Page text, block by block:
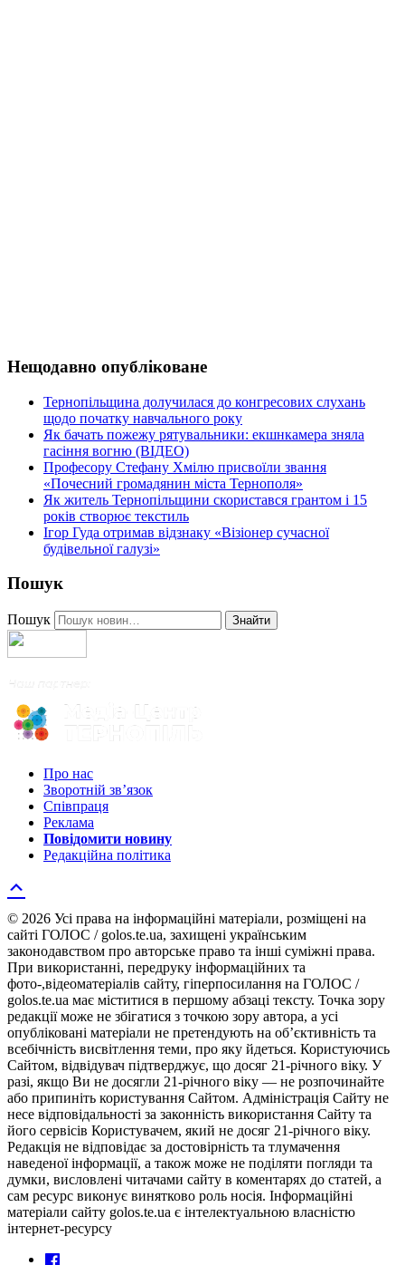
Нещодавно опубліковане
Тернопільщина долучилася до конгресових слухань
щодо початку навчального року
Як бачать пожежу рятувальники: екшнкамера зняла
гасіння вогню (ВІДЕО)
Професору Стефану Хмілю присвоїли звання
«Почесний громадянин міста Тернополя»
Як житель Тернопільщини скористався грантом і 15
років створює текстиль
Ігор Гуда отримав відзнаку «Візіонер сучасної
будівельної галузі»
Пошук
Пошук Знайти
Про нас
Зворотній зв’язок
Співпраця
Реклама
Повідомити новину
Редакційна політика
© 2026 Усі права на інформаційні матеріали, розміщені на
сайті ГОЛОС / golos.te.ua, захищені українським
законодавством про авторське право та інші суміжні права.
При використанні, передруку інформаційних та
фото-,відеоматеріалів сайту, гіперпосилання на ГОЛОС /
golos.te.ua має міститися в першому абзаці тексту. Точка зору
редакції може не збігатися з точкою зору автора, а усі
опубліковані матеріали не претендують на об’єктивність та
всебічність висвітлення теми, про яку йдеться. Користуючись
Сайтом, відвідувач підтверджує, що досяг 21-річного віку. У
разі, якщо Ви не досягли 21-річного віку — не розпочинайте
або припиніть користування Сайтом. Адміністрація Сайту не
несе відповідальності за законність використання Сайту та
його сервісів Користувачем, який не досяг 21-річного віку.
Редакція не відповідає за достовірність та тлумачення
наведеної інформації, а також може не поділяти погляди та
думки, висловлені читачами сайту в коментарях до статей, а
сам ресурс виконує винятково роль носія. Інформаційні
матеріали сайту golos.te.ua є інтелектуальною власністю
інтернет-ресурсу